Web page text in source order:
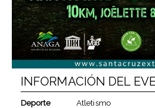
INFORMACIÓN DEL
Deporte
Atletismo